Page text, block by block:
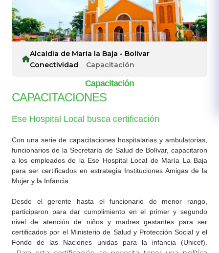
Alcaldía de María la Baja - Bolívar
Conectividad
Capacitación
Capacitación
​CAP​ACITACIONES
Ese Hospital Local busca certificación​
Con una serie de capacitaciones hospitalarias y ambulatorias,
funcionarios de la Secretaría de Salud de B​olívar, capacitaron
a los empleados de la Ese Hospital Local de María La Baja
para ser certificados en estrategia Instituciones Amigas de la
Mujer y la Infancia.
Desde el gerente hasta el funcionario de menor rango,
participaron para dar cumplimiento en el primer y segundo
nivel de atención de niños y madres gestantes para ser
certificados por el Ministerio de Salud y Protección Social y el
Fondo de las Naciones unidas para la infancia (Unicef).